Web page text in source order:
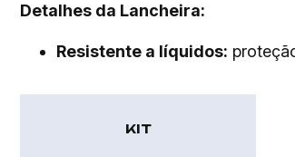
Detalhes da Lancheira:
Resistente a líquidos:
KIT